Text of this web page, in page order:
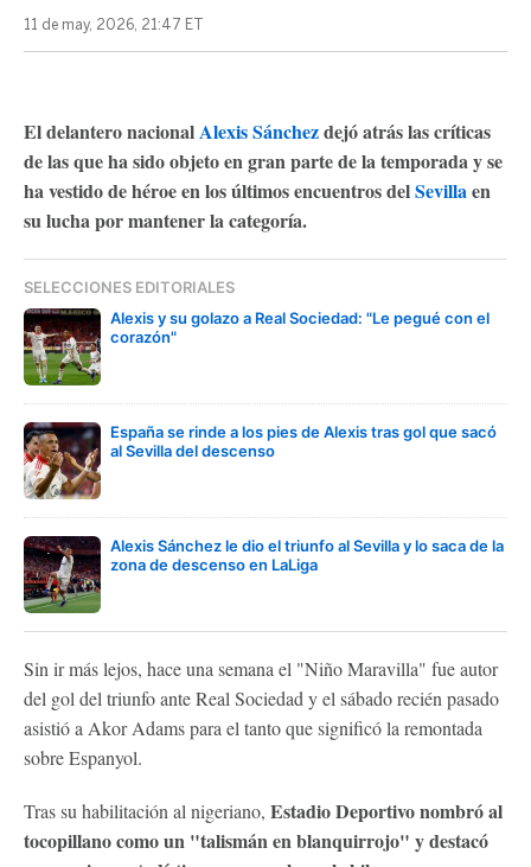
11 de may, 2026, 21:47 ET
El delantero nacionalAlexis Sánchezdejó atrás las críticas
de las que ha sido objeto en gran parte de la temporada y se
ha vestido de héroe en los últimos encuentros delSevillaen
su lucha por mantener la categoría.
SELECCIONES EDITORIALES
Alexis y su golazo a Real Sociedad: "Le pegué con el
corazón"
España se rinde a los pies de Alexis tras gol que sacó
al Sevilla del descenso
Alexis Sánchez le dio el triunfo al Sevilla y lo saca de la
zona de descenso en LaLiga
Sin ir más lejos, hace una semana el "Niño Maravilla" fue autor
del gol del triunfo ante Real Sociedad y el sábado recién pasado
asistió a Akor Adams para el tanto que significó la remontada
sobre Espanyol.
Tras su habilitación al nigeriano, Estadio Deportivo nombró al
tocopillano como un "talismán en blanquirrojo" y destacó